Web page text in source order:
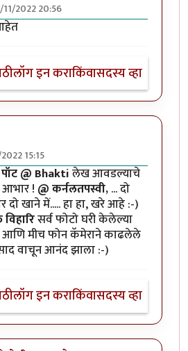
11/2022 20:56
लॉग इन कराकिंवासदस्य व्हा
15:15
@ Bhaktiलेख आवडल्याचे
! @ कर्नलतपस्वी,... दो
खाने में..... हा हा, खरे आहे :-)
सर्व फोटो घरी केलेल्या
आणि मीच फोन कॅमेराने काढलेले
वाचून आनंद झाला :-)
लॉग इन कराकिंवासदस्य व्हा